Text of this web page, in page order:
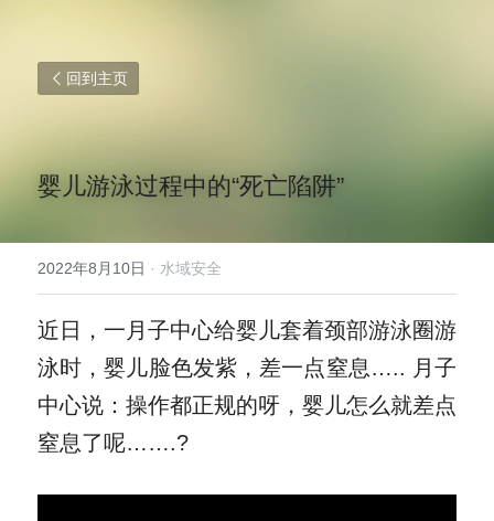
回到主页
婴儿游泳过程中的“死亡陷阱”
2022年8月10日 · 水域安全
近日，一月子中心给婴儿套着颈部游泳圈游
泳时，婴儿脸色发紫，差一点窒息….. 月子
中心说：操作都正规的呀，婴儿怎么就差点
窒息了呢…….?